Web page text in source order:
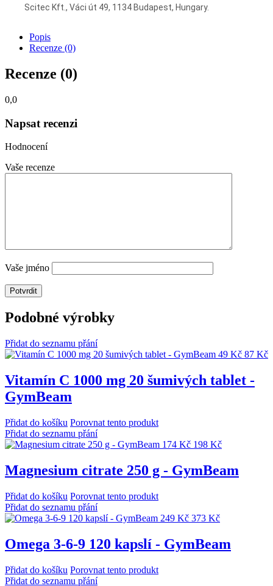
Scitec Kft., Váci út 49, 1134 Budapest, Hungary.
Popis
Recenze (0)
Recenze (0)
0,0
Napsat recenzi
Hodnocení
Vaše recenze
Vaše jméno
Podobné výrobky
Přidat do seznamu přání
49 Kč 87 Kč
Vitamín C 1000 mg 20 šumivých tablet -
GymBeam
Přidat do košíku Porovnat tento produkt
Přidat do seznamu přání
174 Kč 198 Kč
Magnesium citrate 250 g - GymBeam
Přidat do košíku Porovnat tento produkt
Přidat do seznamu přání
249 Kč 373 Kč
Omega 3-6-9 120 kapslí - GymBeam
Přidat do košíku Porovnat tento produkt
Přidat do seznamu přání